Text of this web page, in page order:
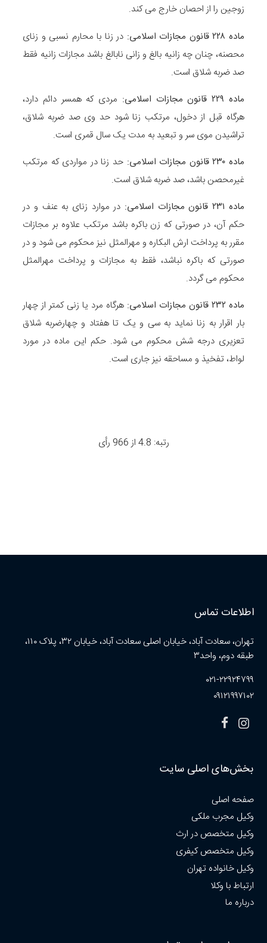
زوجین را از احصان خارج می کند.
ماده ۲۲۸قانون مجازات اسلامی: در زنا با محارم نسبی و زنای
محصنه، چنان چه زانیه بالغ و زانی نابالغ باشد مجازات زانیه فقط
صد ضربه شلاق است.
ماده ۲۲۹ قانون مجازات اسلامی: مردی که همسر دائم دارد،
هرگاه قبل از دخول، مرتکب زنا شود حد وی صد ضربه شلاق،
تراشیدن موی سر و تبعید به مدت یک سال قمری است.
ماده ۲۳۰قانون مجازات اسلامی: حد زنا در مواردی که مرتکب
غیرمحصن باشد، صد ضربه شلاق است.
ماده ۲۳۱ قانون مجازات اسلامی: در موارد زنای به عنف و در
حکم آن، در صورتی که زن باکره باشد مرتکب علاوه بر مجازات
مقرر به پرداخت ارش البکاره و مهرالمثل نیز محکوم می شود و در
صورتی که باکره نباشد، فقط به مجازات و پرداخت مهرالمثل
محکوم می گردد.
ماده ۲۳۲ قانون مجازات اسلامی:هرگاه مرد یا زنی کمتر از چهار
بار اقرار به زنا نماید به سی و یک تا هفتاد و چهارضربه شلاق
تعزیری درجه شش محکوم می شود. حکم این ماده در مورد
لواط، تفخیذ و مساحقه نیز جاری است.
رتبه: 4.8 از 966 رأی
اطلاعات تماس
تهران، سعادت آباد، خیابان اصلی سعادت آباد، خیابان ۳۲، پلاک ۱۱۰،
طبقه دوم، واحد۳
۰۲۱-۲۲۹۲۴۷۹۹
۰۹۱۲۱۹۹۷۱۰۲
بخش‌های اصلی سایت
صفحه اصلی
وکیل مجرب ملکی
وکیل متخصص در ارث
وکیل متخصص کیفری
وکیل خانواده تهران
ارتباط با وکلا
درباره ما